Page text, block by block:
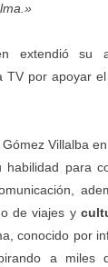
extendió su
TV por apoyar
Villalba
para
de viajes y
conocido por
a miles